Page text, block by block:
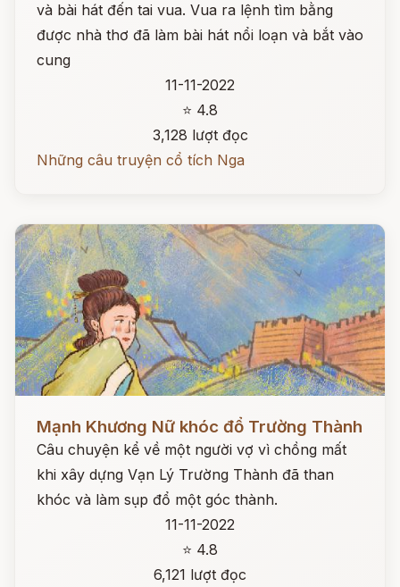
và bài hát đến tai vua. Vua ra lệnh tìm bằng
được nhà thơ đã làm bài hát nổi loạn và bắt vào
cung
11-11-2022
⭐ 4.8
3,128 lượt đọc
Những câu truyện cổ tích Nga
Mạnh Khương Nữ khóc đổ Trường Thành
Câu chuyện kể về một người vợ vì chồng mất
khi xây dựng Vạn Lý Trường Thành đã than
khóc và làm sụp đổ một góc thành.
11-11-2022
⭐ 4.8
6,121 lượt đọc